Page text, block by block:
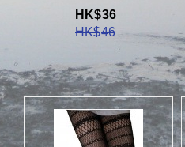
HK$36
HK$46